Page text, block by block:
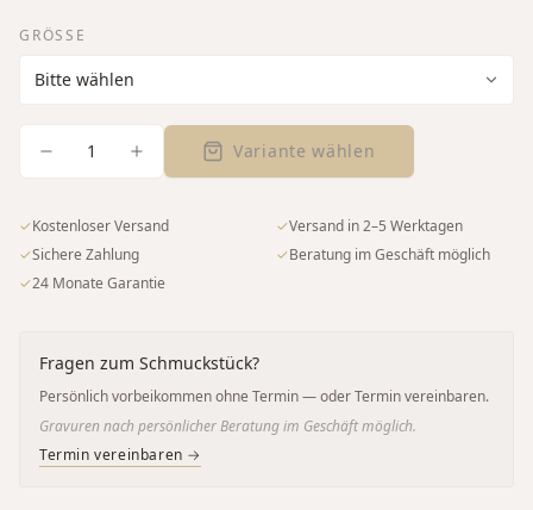
GRÖSSE
1 Variante wählen
✓Kostenloser Versand ✓Versand in 2–5 Werktagen
✓Sichere Zahlung ✓Beratung im Geschäft möglich
✓24 Monate Garantie
Fragen zum Schmuckstück?
Persönlich vorbeikommen ohne Termin — oder Termin vereinbaren.
Gravuren nach persönlicher Beratung im Geschäft möglich.
Termin vereinbaren →